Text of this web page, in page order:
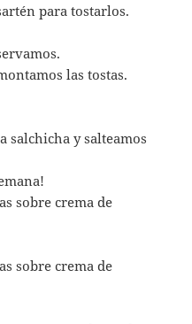
para tostarlos.
las tostas.
salchicha y salteamos